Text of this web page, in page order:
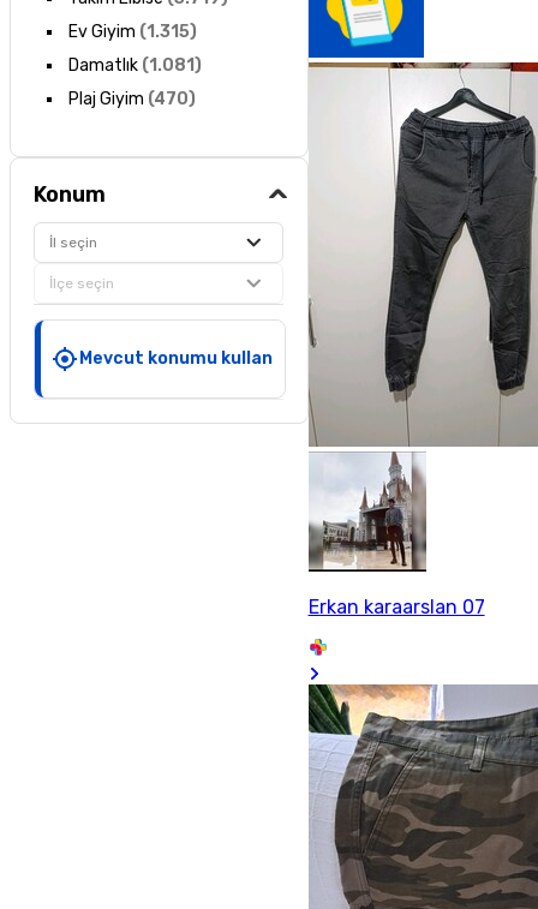
Ev Giyim (1.315)
Damatlık(1.081)
Plaj Giyim (470)
Konum
İl seçin
İlçe seçin
Mevcut konumu kullan
Erkan karaarslan 07